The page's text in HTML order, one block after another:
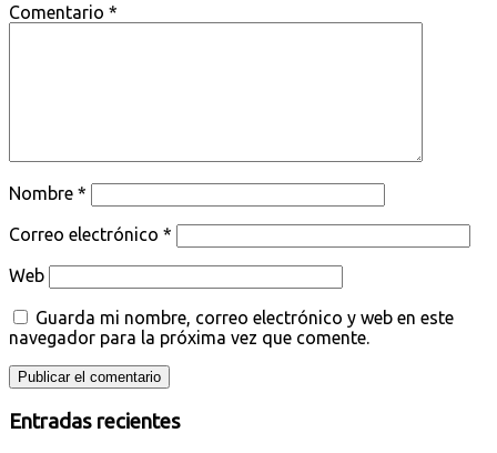
Comentario *
Nombre *
Correo electrónico *
Web
Guarda mi nombre, correo electrónico y web en este
navegador para la próxima vez que comente.
Entradas recientes